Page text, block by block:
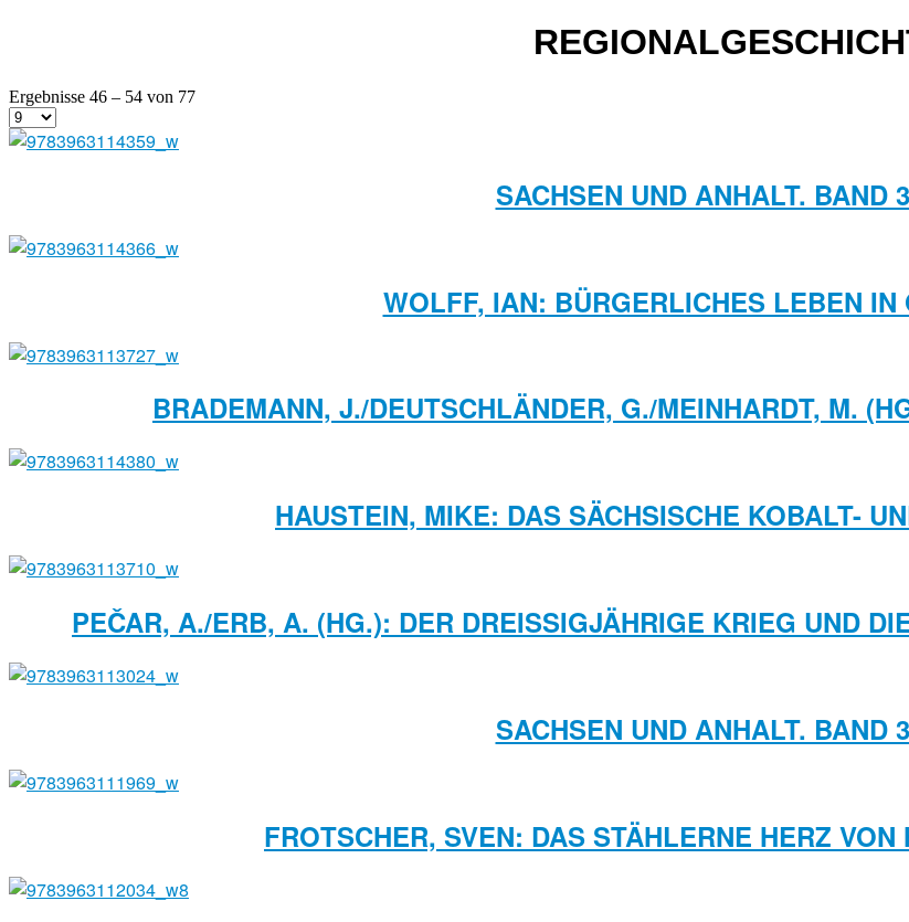
Ergebnisse 46 – 54 von 77
SACHSEN UND ANHALT. BAND
WOLFF, IAN: BÜRGERLICHES LEBEN IN
BRADEMANN, J./DEUTSCHLÄNDER, G./MEINHARDT, M.
HAUSTEIN, MIKE: DAS SÄCHSISCHE KOBALT-
PEČAR, A./ERB, A. (HG.): DER DREISSIGJÄHRIGE KRIEG UND
SACHSEN UND ANHALT. BAND
FROTSCHER, SVEN: DAS STÄHLERNE HERZ